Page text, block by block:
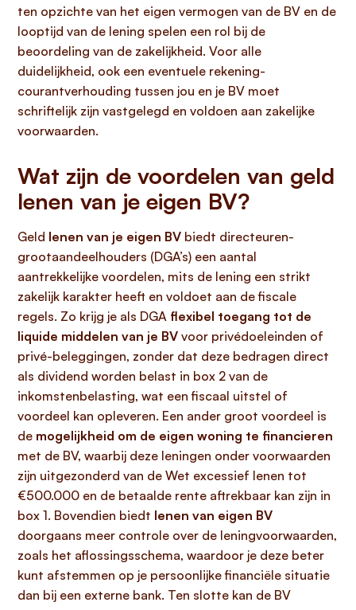
ten opzichte van het eigen vermogen van de BV en de
looptijd van de lening spelen een rol bij de
beoordeling van de zakelijkheid. Voor alle
duidelijkheid, ook een eventuele rekening-
courantverhouding tussen jou en je BV moet
schriftelijk zijn vastgelegd en voldoen aan zakelijke
voorwaarden.
Wat zijn de voordelen van geld
lenen van je eigen BV?
Geld lenen van je eigen BV biedt directeuren-
grootaandeelhouders (DGA’s) een aantal
aantrekkelijke voordelen, mits de lening een strikt
zakelijk karakter heeft en voldoet aan de fiscale
regels. Zo krijg je als DGA flexibel toegang tot de
liquide middelen van je BV voor privédoeleinden of
privé-beleggingen, zonder dat deze bedragen direct
als dividend worden belast in box 2 van de
inkomstenbelasting, wat een fiscaal uitstel of
voordeel kan opleveren. Een ander groot voordeel is
de mogelijkheid om de eigen woning te financieren
met de BV, waarbij deze leningen onder voorwaarden
zijn uitgezonderd van de Wet excessief lenen tot
€500.000 en de betaalde rente aftrekbaar kan zijn in
box 1. Bovendien biedt lenen van eigen BV
doorgaans meer controle over de leningvoorwaarden,
zoals het aflossingsschema, waardoor je deze beter
kunt afstemmen op je persoonlijke financiële situatie
dan bij een externe bank. Ten slotte kan de BV